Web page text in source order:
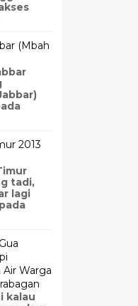
(Mbah
2013
tadi,
lagi
Warga
kalau